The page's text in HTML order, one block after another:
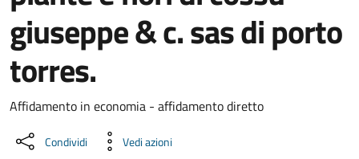
giuseppe & c. sas di porto
torres.
Dettaglio del documento
Affidamento in economia - affidamento diretto
Condividi Vedi azioni